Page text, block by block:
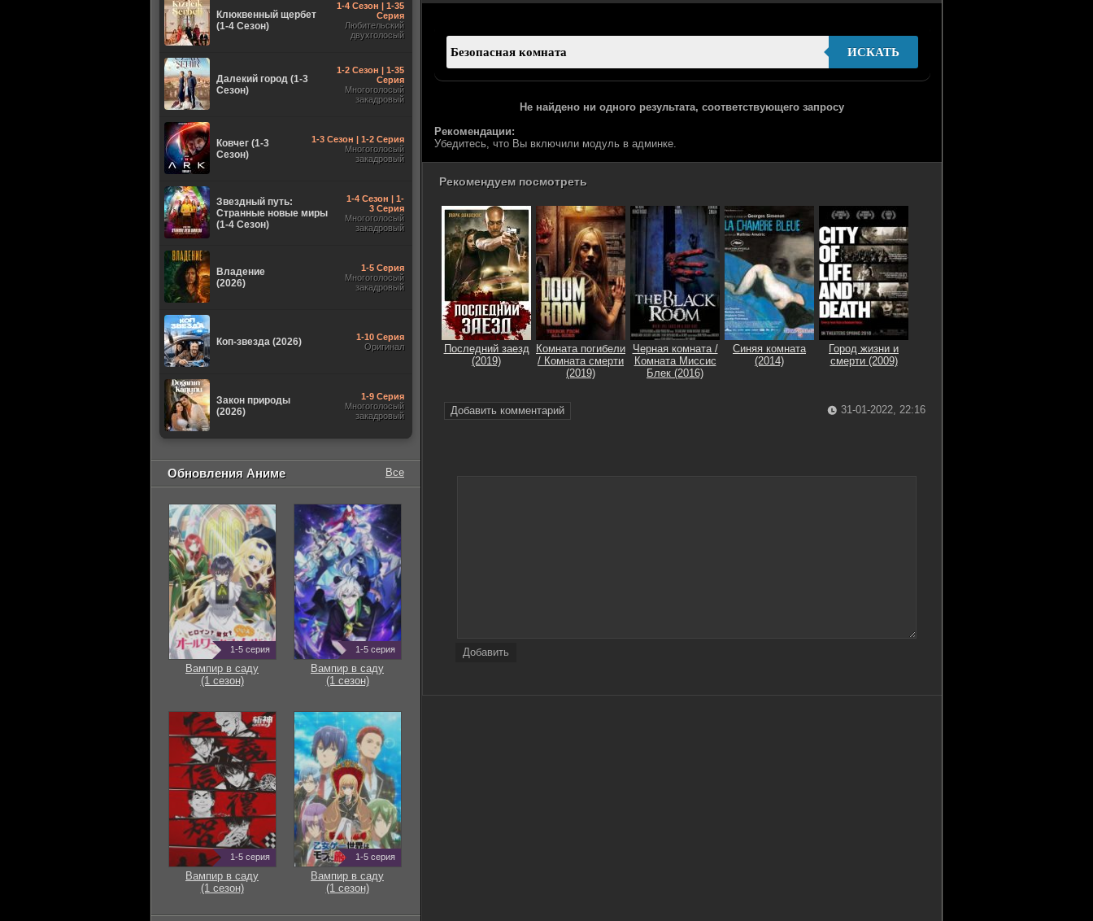
ИСКАТЬ
Не найдено ни одного результата, соответствующего запросу
Рекомендации:
Убедитесь, что Вы включили модуль в админке.
Рекомендуем посмотреть
Последний заезд
(2019)
Комната погибели
/ Комната смерти
(2019)
Черная комната /
Комната Миссис
Блек (2016)
Синяя комната
(2014)
Город жизни и
смерти (2009)
Добавить комментарий 31-01-2022, 22:16
Добавить
Клюквенный щербет
(1-4 Сезон)
1-4 Сезон | 1-35
Серия
Любительский
двухголосый
Далекий город (1-3
Сезон)
1-2 Сезон | 1-35
Серия
Многоголосый
закадровый
Ковчег (1-3
Сезон)
1-3 Сезон | 1-2 Серия
Многоголосый
закадровый
Звездный путь:
Странные новые миры
(1-4 Сезон)
1-4 Сезон | 1-
3 Серия
Многоголосый
закадровый
Владение
(2026)
1-5 Серия
Многоголосый
закадровый
Коп-звезда (2026)
1-10 Серия
Оригинал
Закон природы
(2026)
1-9 Серия
Многоголосый
закадровый
Обновления Аниме Все
1-5 серия
Вампир в саду
(1 сезон)
1-5 серия
Вампир в саду
(1 сезон)
1-5 серия
Вампир в саду
(1 сезон)
1-5 серия
Вампир в саду
(1 сезон)